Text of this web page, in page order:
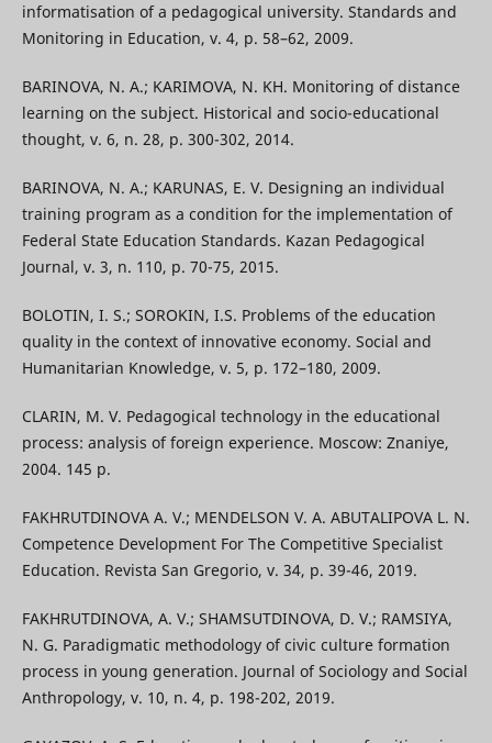
informatisation of a pedagogical university. Standards and
Monitoring in Education, v. 4, p. 58–62, 2009.
BARINOVA, N. A.; KARIMOVA, N. KH. Monitoring of distance
learning on the subject. Historical and socio-educational
thought, v. 6, n. 28, p. 300-302, 2014.
BARINOVA, N. A.; KARUNAS, E. V. Designing an individual
training program as a condition for the implementation of
Federal State Education Standards. Kazan Pedagogical
Journal, v. 3, n. 110, p. 70-75, 2015.
BOLOTIN, I. S.; SOROKIN, I.S. Problems of the education
quality in the context of innovative economy. Social and
Humanitarian Knowledge, v. 5, p. 172–180, 2009.
CLARIN, M. V. Pedagogical technology in the educational
process: analysis of foreign experience. Moscow: Znaniye,
2004. 145 p.
FAKHRUTDINOVA A. V.; MENDELSON V. A. ABUTALIPOVA L. N.
Competence Development For The Competitive Specialist
Education. Revista San Gregorio, v. 34, p. 39-46, 2019.
FAKHRUTDINOVA, A. V.; SHAMSUTDINOVA, D. V.; RAMSIYA,
N. G. Paradigmatic methodology of civic culture formation
process in young generation. Journal of Sociology and Social
Anthropology, v. 10, n. 4, p. 198-202, 2019.